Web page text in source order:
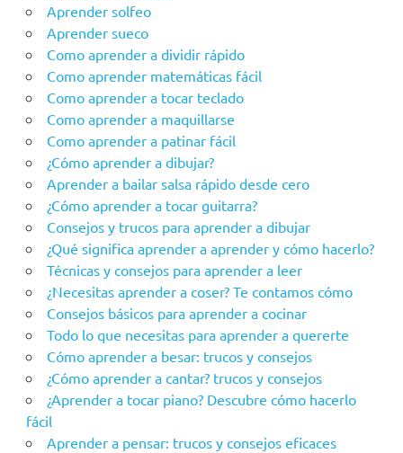
Aprender solfeo
Aprender sueco
Como aprender a dividir rápido
Como aprender matemáticas fácil
Como aprender a tocar teclado
Como aprender a maquillarse
Como aprender a patinar fácil
¿Cómo aprender a dibujar?
Aprender a bailar salsa rápido desde cero
¿Cómo aprender a tocar guitarra?
Consejos y trucos para aprender a dibujar
¿Qué significa aprender a aprender y cómo hacerlo?
Técnicas y consejos para aprender a leer
¿Necesitas aprender a coser? Te contamos cómo
Consejos básicos para aprender a cocinar
Todo lo que necesitas para aprender a quererte
Cómo aprender a besar: trucos y consejos
¿Cómo aprender a cantar? trucos y consejos
¿Aprender a tocar piano? Descubre cómo hacerlo
fácil
Aprender a pensar: trucos y consejos eficaces